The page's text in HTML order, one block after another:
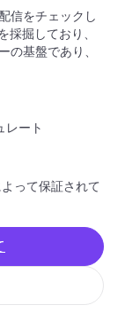
信をチェックし
採掘しており、
の基盤であり、
レート
って保証されて